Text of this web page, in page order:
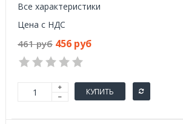
Все характеристики
Цена с НДС
461 руб 456 руб
КУПИТЬ